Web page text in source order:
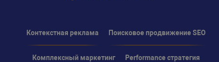
Контекстная реклама Поисковое продвижение SEO
Комплексный маркетинг Performance стратегия